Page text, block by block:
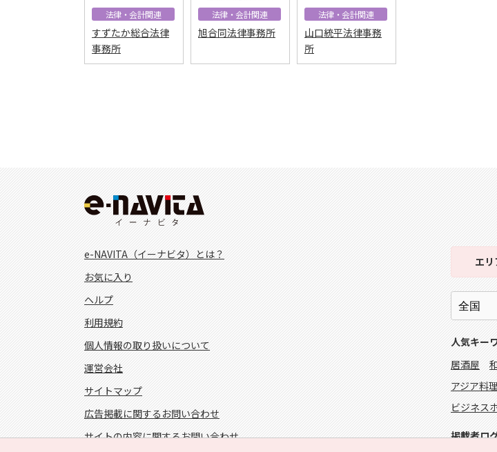
法律・会計関連
すずたか総合法律
事務所
法律・会計関連
旭合同法律事務所
法律・会計関連
山口統平法律事務
所
e-NAVITA（イーナビタ）とは？
お気に入り
ヘルプ
利用規約
個人情報の取り扱いについて
運営会社
サイトマップ
広告掲載に関するお問い合わせ
サイトの内容に関するお問い合わせ
エリ
人気キー
居酒屋
アジア料理
ビジネス
掲載者ロ